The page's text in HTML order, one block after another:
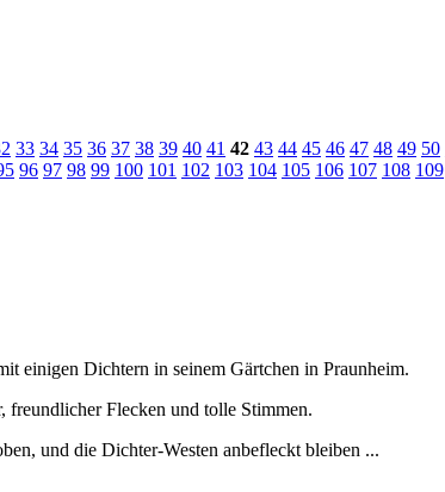
33 34 35 36 37 38 39 40 41 42 43 44 45 46 47 48 49 50
96 97 98 99 100 101 102 103 104 105 106 107 108 109
einigen Dichtern in seinem Gärtchen in Praunheim.
freundlicher Flecken und tolle Stimmen.
und die Dichter-Westen anbefleckt bleiben ...